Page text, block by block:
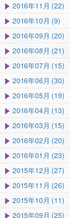
2016年11月 (22)
2016年10月 (9)
2016年09月 (20)
2016年08月 (21)
2016年07月 (15)
2016年06月 (30)
2016年05月 (19)
2016年04月 (13)
2016年03月 (15)
2016年02月 (20)
2016年01月 (23)
2015年12月 (27)
2015年11月 (26)
2015年10月 (11)
2015年09月 (25)